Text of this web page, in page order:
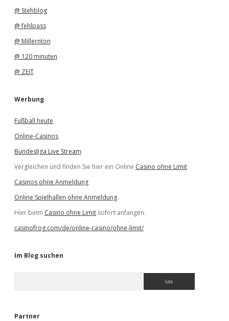
@ Stehblog
@ fehlpass
@ Millernton
@ 120 minuten
@ ZEIT
Werbung
Fußball heute
Online-Casinos
Bundesliga Live Stream
Vergleichen und finden Sie hier ein Online Casino ohne Limit
Casinos ohne Anmeldung
Online Spielhallen ohne Anmeldung
Hier beim Casino ohne Limit sofort anfangen.
casinofrog.com/de/online-casino/ohne-limit/
Im Blog suchen
e
Partner